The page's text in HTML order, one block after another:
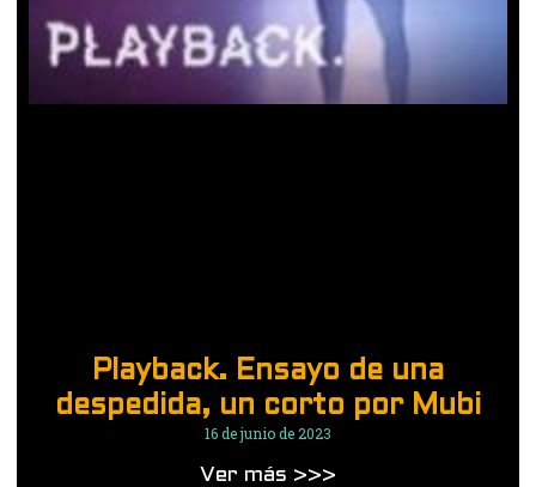
Playback. Ensayo de una
despedida, un corto por Mubi
16 de junio de 2023
Ver más >>>